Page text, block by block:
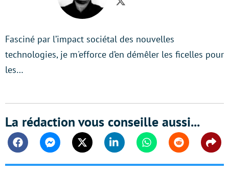
Twitter
Fasciné par l’impact sociétal des nouvelles
technologies, je m'efforce d’en démêler les ficelles pour
les…
La rédaction vous conseille aussi...
FacebookMessengerTwitter Linkedin WhatsappReddit